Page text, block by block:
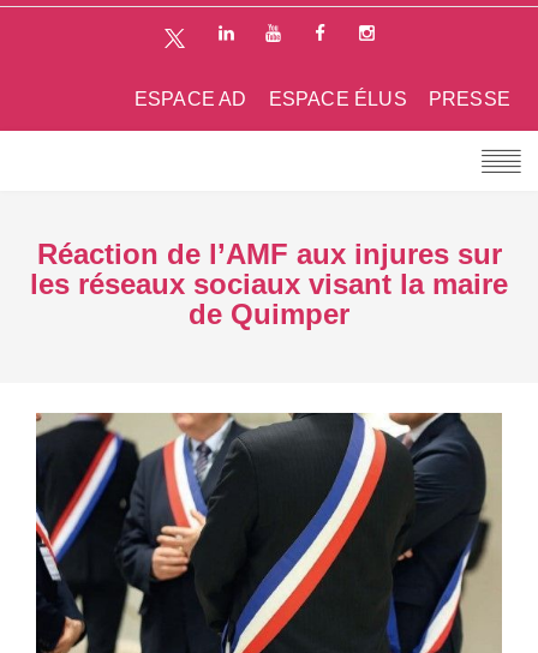
PRESSE
ESPACE ÉLUS
ESPACE AD
Réaction de l’AMF aux injures sur
les réseaux sociaux visant la maire
de Quimper